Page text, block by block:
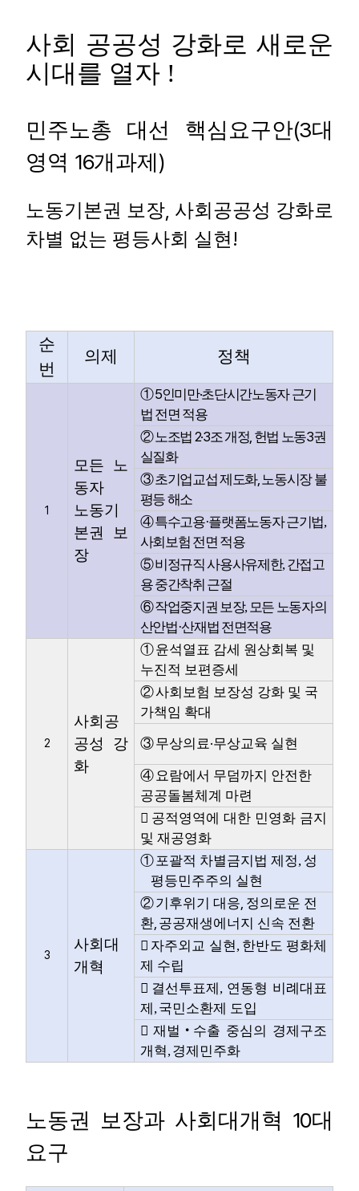
사회 공공성 강화로 새로운
시대를 열자 !
민주노총 대선 핵심요구안(3대
영역 16개과제)
노동기본권 보장, 사회공공성 강화로
차별 없는 평등사회 실현!
순
번
의제 정책
1
모든 노
동자
노동기
본권 보
장
①5인미만·초단시간노동자 근기
법 전면 적용
②노조법 2·3조 개정, 헌법 노동3권
실질화
③초기업교섭 제도화,노동시장 불
평등 해소
④특수고용·플랫폼노동자 근기법,
사회보험 전면 적용
⑤비정규직 사용사유제한,간접고
용 중간착취 근절
⑥작업중지권 보장,모든 노동자의
산안법·산재법 전면적용
2
사회공
공성 강
화
①윤석열표 감세 원상회복 및
누진적 보편증세
②사회보험 보장성 강화 및 국
가책임 확대
③무상의료·무상교육 실현
④요람에서 무덤까지 안전한
공공돌봄체계 마련
 공적영역에 대한 민영화 금지
및 재공영화
3
사회대
개혁
①포괄적 차별금지법 제정, 성
평등민주주의 실현
②기후위기 대응, 정의로운 전
환, 공공재생에너지 신속 전환
 자주외교 실현, 한반도 평화체
제 수립
 결선투표제 , 연동형 비례대표
제 ,국민소환제 도입
 재벌 ‧ 수출 중심의 경제구조
개혁,경제민주화
노동권 보장과 사회대개혁 10대
요구